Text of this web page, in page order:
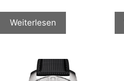
Weiterlesen